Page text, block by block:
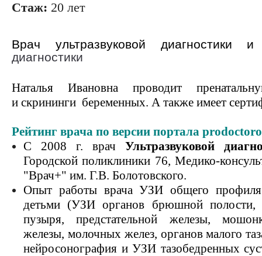
Стаж: 20 лет
Врач ультразвуковой диагностики
диагностики
Наталья Ивановна проводит
и скрининги беременных. А также имеет
Рейтинг врача по версии портала
С 2008 г. врач Ультразвуковой
Городской поликлиники 76, Медико-
"Врач+" им. Г.В. Болотовского.
Опыт работы врача УЗИ общего
детьми (УЗИ органов брюшной полости,
пузыря, предстательной железы,
железы, молочных желез, органов малого
нейросонография и УЗИ тазобедренных